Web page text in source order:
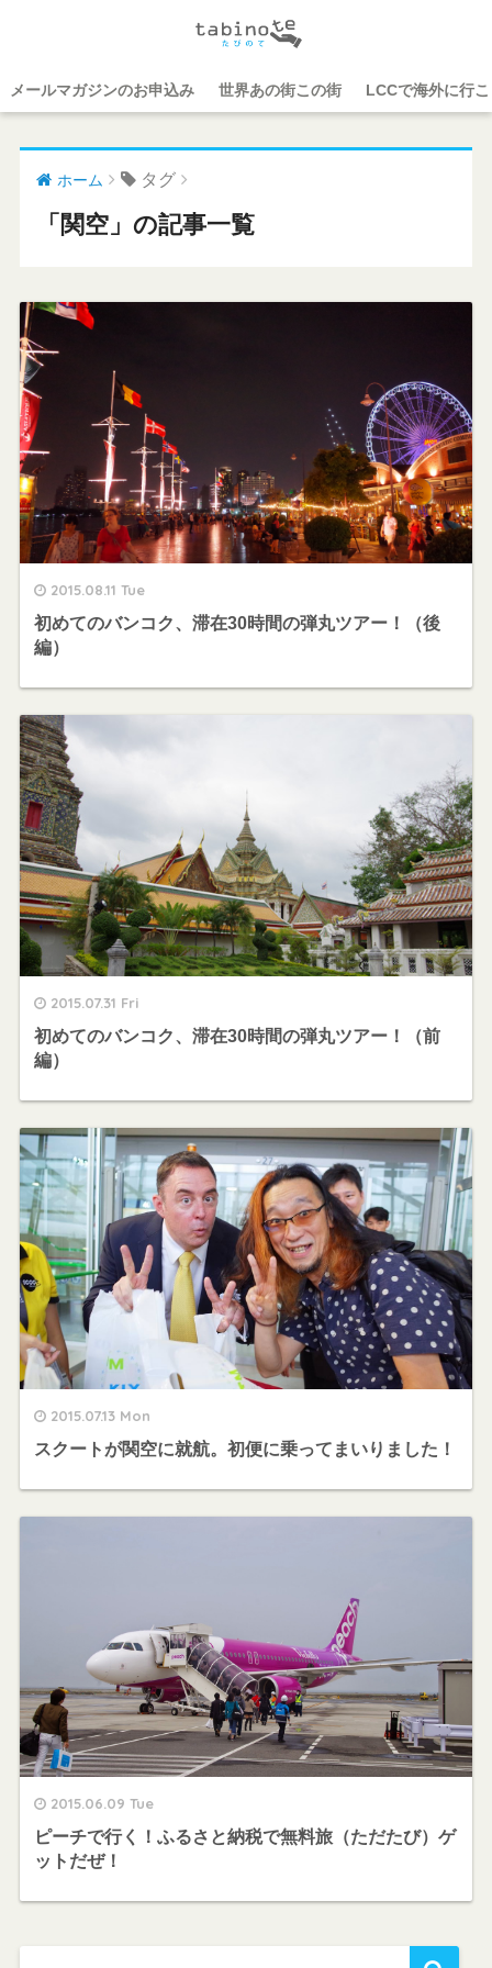
メールマガジンのお申込み 世界あの街この街 LCCで海外に行
ホーム タグ
「関空」の記事一覧
2015.08.11 Tue
初めてのバンコク、滞在30時間の弾丸ツアー！（後
編）
2015.07.31 Fri
初めてのバンコク、滞在30時間の弾丸ツアー！（前
編）
2015.07.13 Mon
スクートが関空に就航。初便に乗ってまいりました！
2015.06.09 Tue
ピーチで行く！ふるさと納税で無料旅（ただたび）ゲ
ットだぜ！